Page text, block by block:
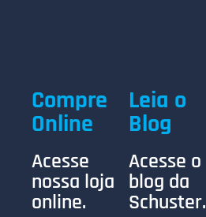
Compre
Online
Acesse
nossa loja
online.
Leia o
Blog
Acesse o
blog da
Schuster.